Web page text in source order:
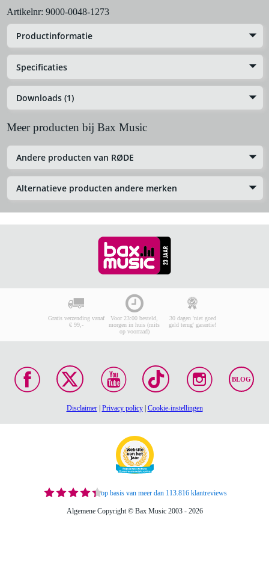
Artikelnr: 9000-0048-1273
Productinformatie
Specificaties
Downloads (1)
Meer producten bij Bax Music
Andere producten van RØDE
Alternatieve producten andere merken
Gratis verzending vanaf
€ 99,-
Voor 23:00 besteld,
morgen in huis (mits
op voorraad)
30 dagen 'niet goed
geld terug' garantie!
BLOG
Disclaimer| Privacy policy| Cookie-instellingen
op basis van meer dan 113.816 klantreviews
Algemene Copyright © Bax Music 2003 - 2026